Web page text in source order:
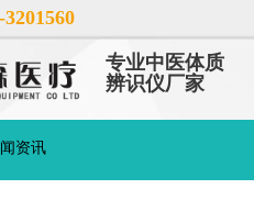
3201560
专业中医体质
辨识仪厂家
资讯